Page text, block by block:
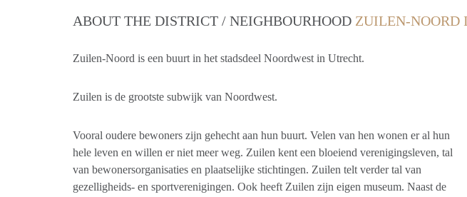
ABOUT THE DISTRICT / NEIGHBOURHOOD ZUILEN-NOORD
Zuilen-Noord is een buurt in het stadsdeel Noordwest in Utrecht.
Zuilen is de grootste subwijk van Noordwest.
Vooral oudere bewoners zijn gehecht aan hun buurt. Velen van hen wonen er al hun
hele leven en willen er niet meer weg. Zuilen kent een bloeiend verenigingsleven, tal
van bewonersorganisaties en plaatselijke stichtingen. Zuilen telt verder tal van
gezelligheids- en sportverenigingen. Ook heeft Zuilen zijn eigen museum. Naast de